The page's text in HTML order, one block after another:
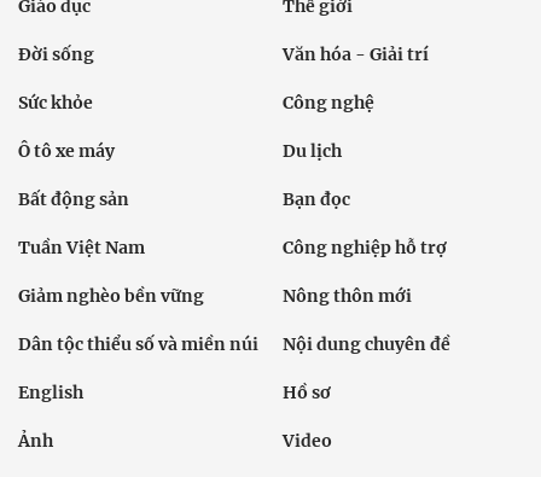
Giáo dục Thế giới
Đời sống Văn hóa - Giải trí
Sức khỏe Công nghệ
Ô tô xe máy Du lịch
Bất động sản Bạn đọc
Tuần Việt Nam Công nghiệp hỗ trợ
Giảm nghèo bền vững Nông thôn mới
Dân tộc thiểu số và miền núi Nội dung chuyên đề
English Hồ sơ
Ảnh Video